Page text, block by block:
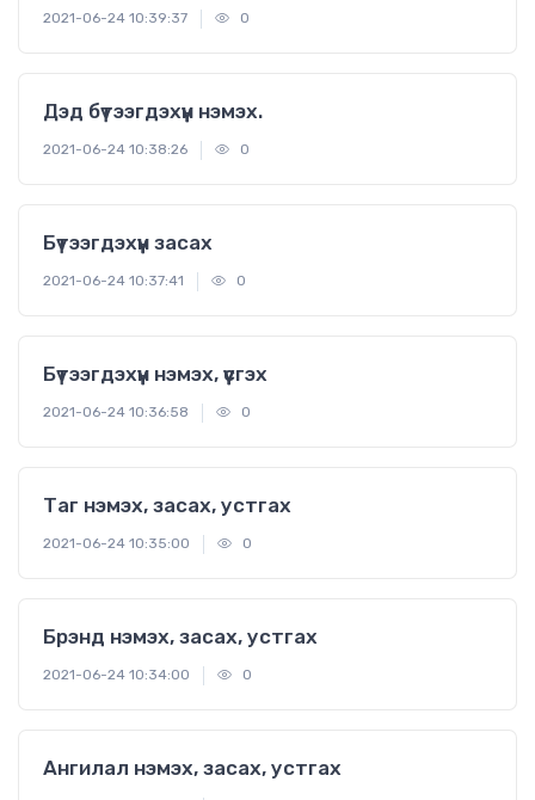
2021-06-24 10:39:37 0
Дэд бүтээгдэхүүн нэмэх.
2021-06-24 10:38:26 0
Бүтээгдэхүүн засах
2021-06-24 10:37:41 0
Бүтээгдэхүүн нэмэх, үүсгэх
2021-06-24 10:36:58 0
Таг нэмэх, засах, устгах
2021-06-24 10:35:00 0
Брэнд нэмэх, засах, устгах
2021-06-24 10:34:00 0
Ангилал нэмэх, засах, устгах